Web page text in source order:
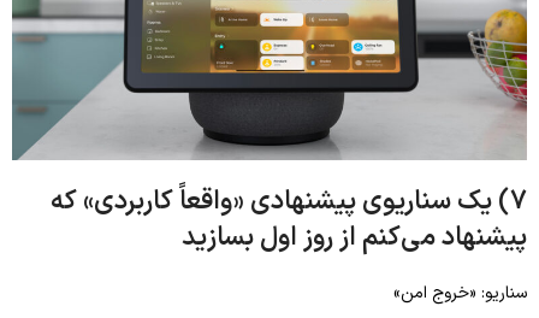
7) یک سناریوی پیشنهادی «واقعاً کاربردی» که
پیشنهاد می‌کنم از روز اول بسازید
سناریو: «خروج امن»